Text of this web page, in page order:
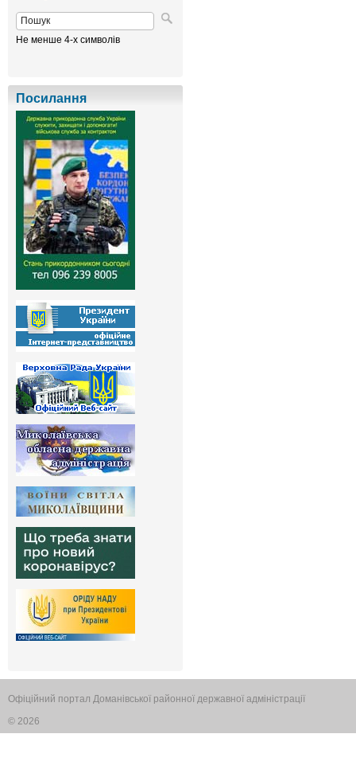
Не менше 4-х символів
Посилання
Офіційний портал Доманівської районної державної адміністрації
© 2026